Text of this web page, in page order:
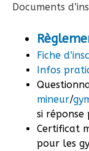
Documents
Fiche
Infos
mineur/
si réponse
Certificat
pour les